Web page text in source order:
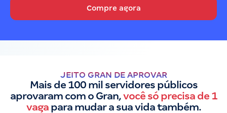
Compre agora
JEITO GRAN DE APROVAR
Mais de 100 mil servidores públicos
aprovaram com o Gran,você só precisa de 1
vagapara mudar a sua vida também.